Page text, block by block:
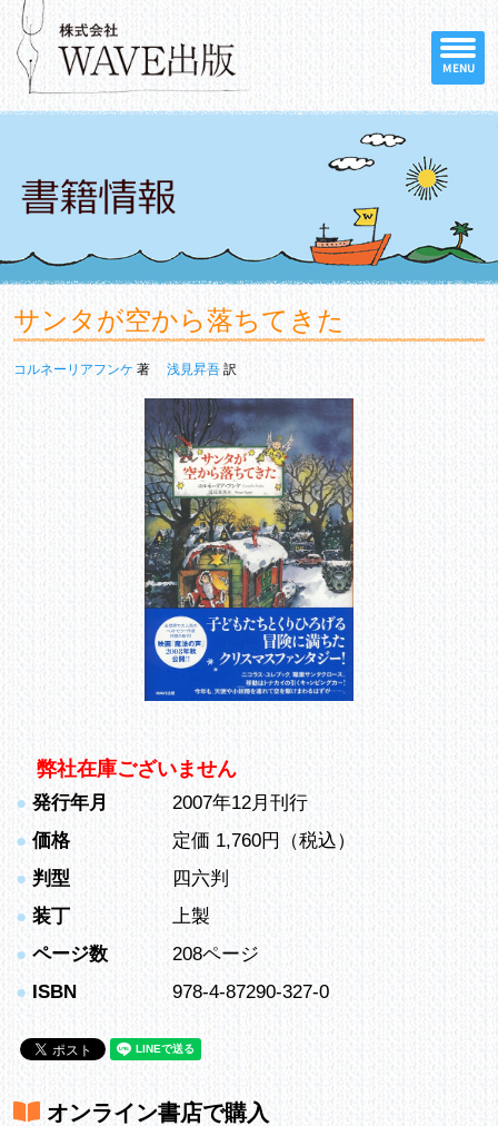
MENU
サンタが空から落ちてきた
コルネーリアフンケ 著 浅見昇吾 訳
弊社在庫ございません
● 発行年月
2007年12月刊行
● 価格
定価 1,760円（税込）
● 判型
四六判
● 装丁
上製
● ページ数
208ページ
● ISBN 978-4-87290-327-0
オンライン書店で購入